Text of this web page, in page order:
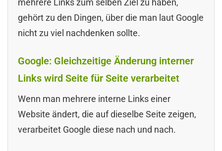
mehrere Links zum selben Ziel zu haben,
gehört zu den Dingen, über die man laut Google
nicht zu viel nachdenken sollte.
Google: Gleichzeitige Änderung interner
Links wird Seite für Seite verarbeitet
Wenn man mehrere interne Links einer
Website ändert, die auf dieselbe Seite zeigen,
verarbeitet Google diese nach und nach.